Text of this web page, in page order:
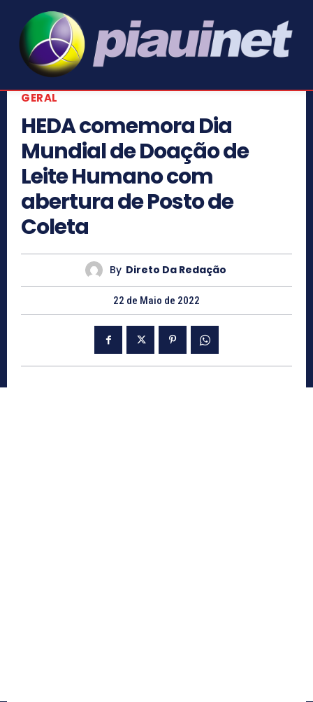
GERAL
HEDA comemora Dia
Mundial de Doação de
Leite Humano com
abertura de Posto de
Coleta
By Direto Da Redação
22 de Maio de 2022